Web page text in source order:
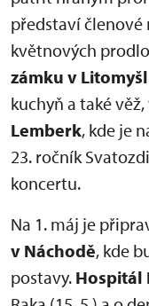
představí členové
květnových
zámku v
kuchyň a také
Lemberk, kde je
23. ročník
koncertu.
Na 1. máj je
v Náchodě, kde
postavy. Hospitál